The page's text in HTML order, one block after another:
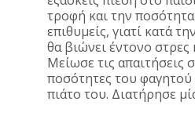
τροφή και την
επιθυμείς, γιατί κατά
θα βιώνει έντονο στρες
Μείωσε τις απαιτήσεις
ποσότητες του φαγητού
πιάτο του. Διατήρησε